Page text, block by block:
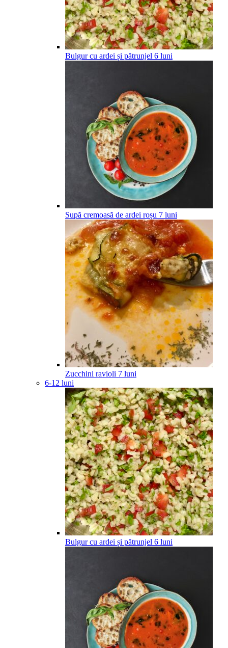
Bulgur cu ardei și pătrunjel 6 luni
Supă cremoasă de ardei roșu 7 luni
Zucchini ravioli 7 luni
6-12 luni
Bulgur cu ardei și pătrunjel 6 luni